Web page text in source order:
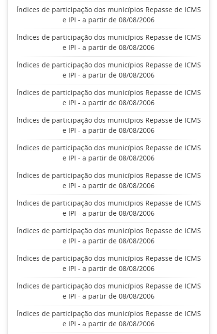
Índices de participação dos municípios Repasse de ICMS
e IPI - a partir de 08/08/2006
Índices de participação dos municípios Repasse de ICMS
e IPI - a partir de 08/08/2006
Índices de participação dos municípios Repasse de ICMS
e IPI - a partir de 08/08/2006
Índices de participação dos municípios Repasse de ICMS
e IPI - a partir de 08/08/2006
Índices de participação dos municípios Repasse de ICMS
e IPI - a partir de 08/08/2006
Índices de participação dos municípios Repasse de ICMS
e IPI - a partir de 08/08/2006
Índices de participação dos municípios Repasse de ICMS
e IPI - a partir de 08/08/2006
Índices de participação dos municípios Repasse de ICMS
e IPI - a partir de 08/08/2006
Índices de participação dos municípios Repasse de ICMS
e IPI - a partir de 08/08/2006
Índices de participação dos municípios Repasse de ICMS
e IPI - a partir de 08/08/2006
Índices de participação dos municípios Repasse de ICMS
e IPI - a partir de 08/08/2006
Índices de participação dos municípios Repasse de ICMS
e IPI - a partir de 08/08/2006